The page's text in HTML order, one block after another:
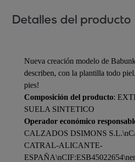
Detalles del producto
Nueva creación modelo de
describen, con la plantilla todo
pies!
Composición del producto:
SUELA SINTETICO
Operador económico
CALZADOS DSIMONS
CATRAL-ALICANTE-